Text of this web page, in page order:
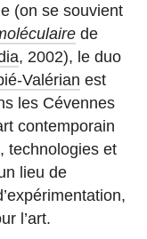
(on se souvient
de
, 2002), le duo
Valérian est
les Cévennes
contemporain
technologies et
lieu de
l’art.